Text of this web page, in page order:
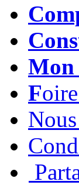
Mon
Foire